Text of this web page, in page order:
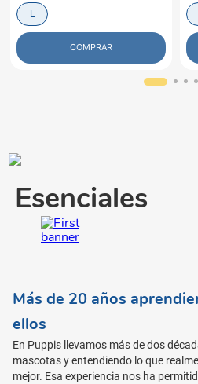
L
COMPRAR
Esenciales
Más de 20 años
ellos
En Puppis llevamos más de dos
mascotas y entendiendo lo que
mejor. Esa experiencia nos ha